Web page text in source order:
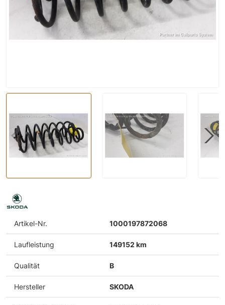
Artikel-Nr. 1000197872068
Laufleistung 149152 km
Qualität B
Hersteller SKODA